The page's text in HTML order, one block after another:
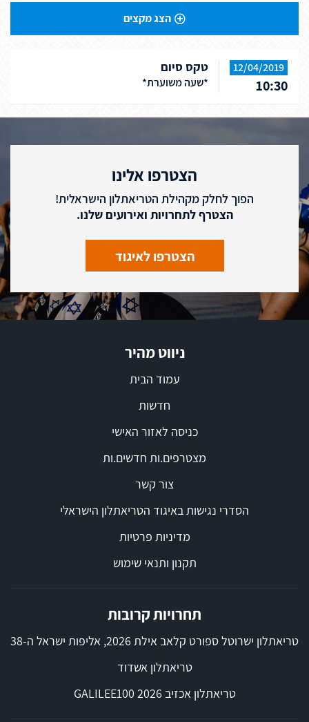
הצג מקצים
12/04/2019
10:30
טקס סיום
*שעה משוערת*
הצטרפו אלינו
הפוך לחלק מקהילת הטריאתלון הישראלית!
הצטרף לתחרויות ואירועים שלנו.
הצטרפו לאיגוד
ניווט מהיר
עמוד הבית
חדשות
כניסה לאזור האישי
מצטרפים.ות חדשים.ות
צור קשר
הסדרי נגישות באיגוד הטריאתלון הישראלי
מדיניות פרטיות
תקנון ותנאי שימוש
תחרויות קרובות
טריאתלון ישרוטל ספורט קלאב אילת 2026, אליפות ישראל ה-38
טריאתלון אשדוד
טריאתלון אכזיב 2026 GALILEE100